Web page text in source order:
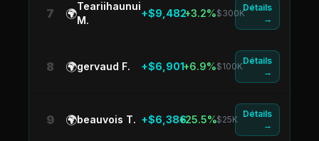
7 🌍
Teariihaunui
M.
+$9,482+3.2%$300K
Détails
→
8 🌍gervaud F. +$6,901+6.9%$100K
Détails
→
9 🌍beauvois T. +$6,386+25.5%$25K
Détails
→